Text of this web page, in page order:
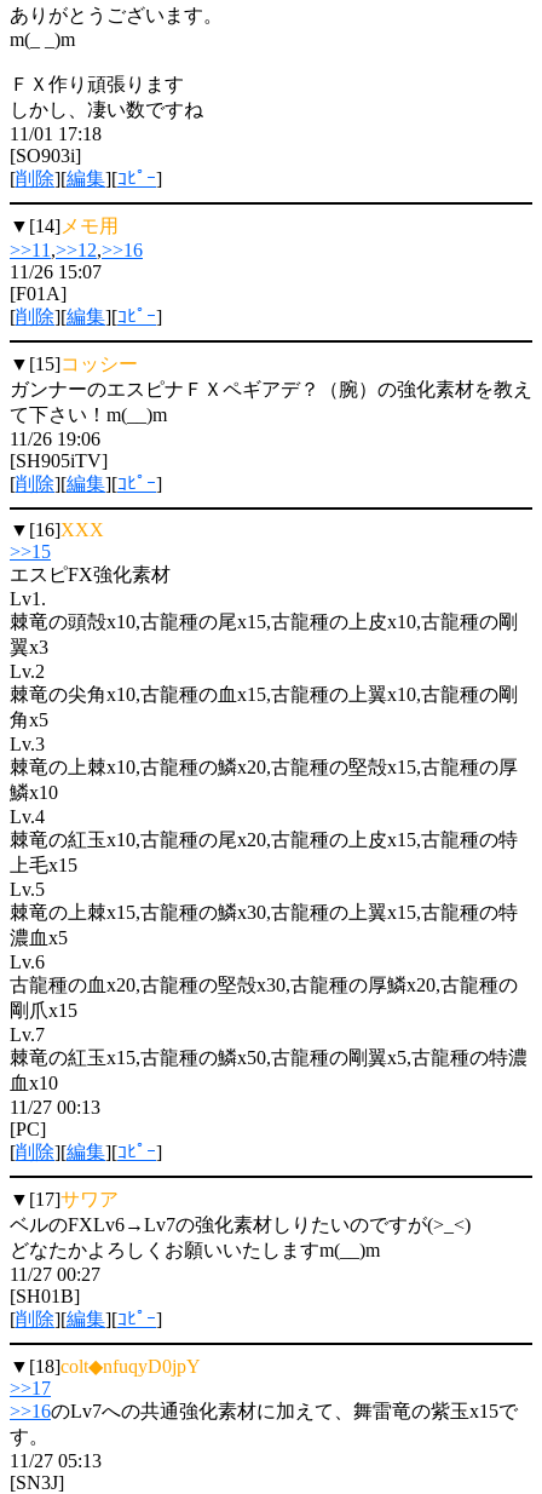
ありがとうございます。
m(_ _)m
ＦＸ作り頑張ります
しかし、凄い数ですね
11/01 17:18
[SO903i]
[削除][編集][ｺﾋﾟｰ]
▼[14] メモ用
>>11 ,>>12,>>16
11/26 15:07
[F01A]
[削除][編集][ｺﾋﾟｰ]
▼[15]コッシー
ガンナーのエスピナＦＸペギアデ？（腕）の強化素材を教え
て下さい！m(__)m
11/26 19:06
[SH905iTV]
[削除][編集][ｺﾋﾟｰ]
▼[16]XXX
>>15
エスピFX強化素材
Lv1.
棘竜の頭殻x10,古龍種の尾x15,古龍種の上皮x10,古龍種の剛
翼x3
Lv.2
棘竜の尖角x10,古龍種の血x15,古龍種の上翼x10,古龍種の剛
角x5
Lv.3
棘竜の上棘x10,古龍種の鱗x20,古龍種の堅殻x15,古龍種の厚
鱗x10
Lv.4
棘竜の紅玉x10,古龍種の尾x20,古龍種の上皮x15,古龍種の特
上毛x15
Lv.5
棘竜の上棘x15,古龍種の鱗x30,古龍種の上翼x15,古龍種の特
濃血x5
Lv.6
古龍種の血x20,古龍種の堅殻x30,古龍種の厚鱗x20,古龍種の
剛爪x15
Lv.7
棘竜の紅玉x15,古龍種の鱗x50,古龍種の剛翼x5,古龍種の特濃
血x10
11/27 00:13
[PC]
[削除][編集][ｺﾋﾟｰ]
▼[17]サワア
ベルのFXLv6→Lv7の強化素材しりたいのですが(>_<)
どなたかよろしくお願いいたしますm(__)m
11/27 00:27
[SH01B]
[削除][編集][ｺﾋﾟｰ]
▼[18]colt◆nfuqyD0jpY
>>17
>>16のLv7への共通強化素材に加えて、舞雷竜の紫玉x15で
す。
11/27 05:13
[SN3J]